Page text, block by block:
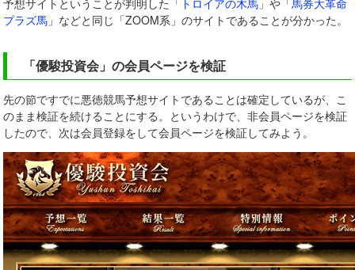
プラズ馬 」などと同じ「ZOOM系」のサイトであることが分かった。
「優駿投資会」の会員ページを検証
先の節ですでに悪徳競馬予想サイトであることは確定しているが、こ
のまま検証を続けることにする。というわけで、非会員ページを検証
したので、次は会員登録をして会員ページを検証してみよう。